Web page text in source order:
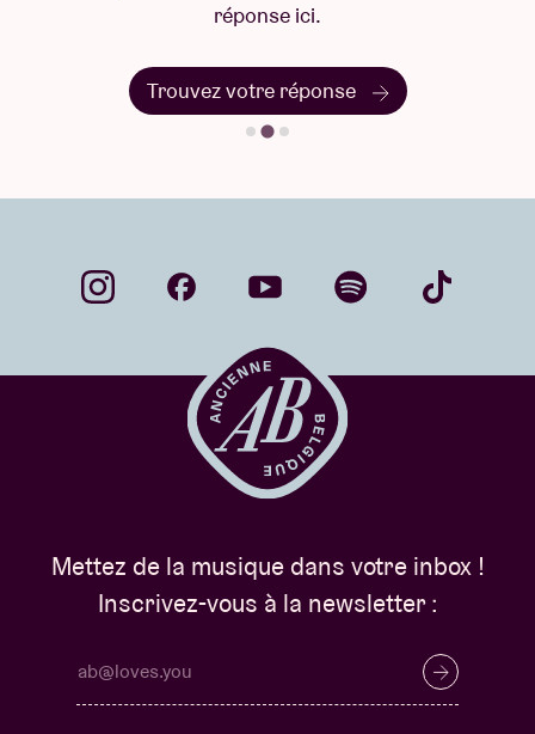
réponse ici.
Trouvez votre réponse
Mettez de la musique dans votre inbox !
Inscrivez-vous à la newsletter :